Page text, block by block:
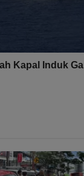
Kapal Induk